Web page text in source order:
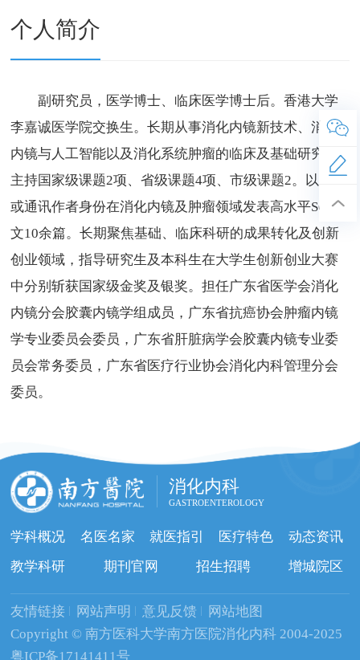
个人简介
副研究员，医学博士、临床医学博士后。香港大学
李嘉诚医学院交换生。长期从事消化内镜新技术、消化
内镜与人工智能以及消化系统肿瘤的临床及基础研究。
主持国家级课题2项、省级课题4项、市级课题2。以第一
或通讯作者身份在消化内镜及肿瘤领域发表高水平SCI论
文10余篇。长期聚焦基础、临床科研的成果转化及创新
创业领域，指导研究生及本科生在大学生创新创业大赛
中分别斩获国家级金奖及银奖。担任广东省医学会消化
内镜分会胶囊内镜学组成员，广东省抗癌协会肿瘤内镜
学专业委员会委员，广东省肝脏病学会胶囊内镜专业委
员会常务委员，广东省医疗行业协会消化内科管理分会
委员。
消化内科
GASTROENTEROLOGY
学科概况 名医名家 就医指引 医疗特色
动态资讯
教学科研
期刊官网 招生招聘 增城院区
友情链接 网站声明 意见反馈
网站地图
Copyright © 南方医科大学南方医院消化内科 2004-2025
粤ICP备17141411号